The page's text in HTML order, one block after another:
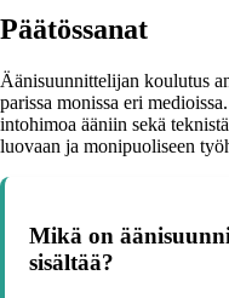
Päätössanat
Äänisuunnittelijan koulutus
parissa monissa eri
intohimoa ääniin sekä
luovaan ja monipuoliseen
Mikä on
sisältää?